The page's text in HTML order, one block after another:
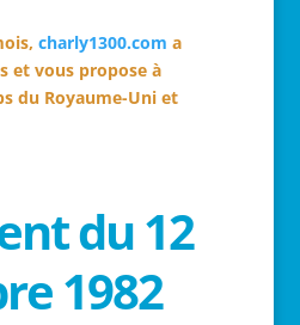
charly1300.com a
et vous propose à
du Royaume-Uni et
du 12
1982